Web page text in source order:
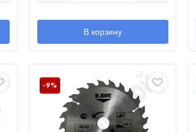
В корзину
-9%